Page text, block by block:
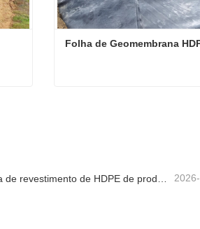
Folha de Geomembrana
Fábrica de revestimento de HDPE de produção rápida